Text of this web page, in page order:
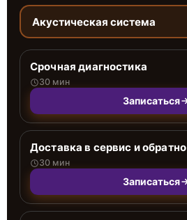
Акустическая система
Срочная диагностика
30 мин
Записаться
Доставка в сервис и обратно
30 мин
Записаться